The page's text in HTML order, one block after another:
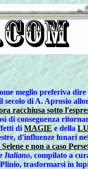
meglio preferiva dire
secolo di A. Aprosio
racchiusa sotto
di conseguenza
di MAGIE e della
d'influenze lunari
e non a caso
Italiano, compilato a
trasformarsi in